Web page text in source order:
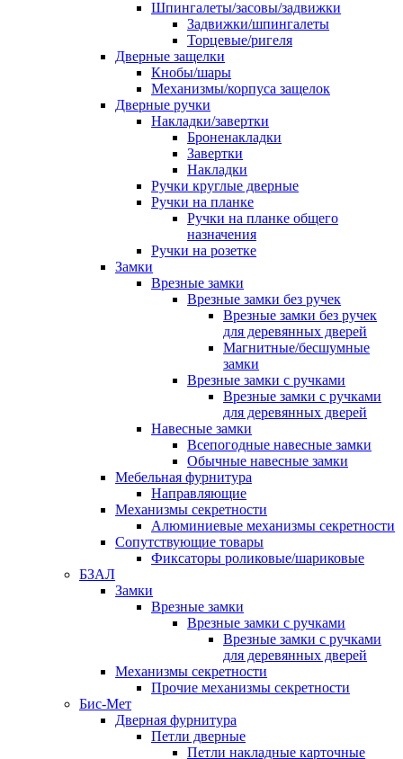
Шпингалеты/засовы/задвижки
Задвижки/шпингалеты
Торцевые/ригеля
Дверные защелки
Кнобы/шары
Механизмы/корпуса защелок
Дверные ручки
Накладки/завертки
Броненакладки
Завертки
Накладки
Ручки круглые дверные
Ручки на планке
Ручки на планке общего
назначения
Ручки на розетке
Замки
Врезные замки
Врезные замки без ручек
Врезные замки без ручек
для деревянных дверей
Магнитные/бесшумные
замки
Врезные замки с ручками
Врезные замки с ручками
для деревянных дверей
Навесные замки
Всепогодные навесные замки
Обычные навесные замки
Мебельная фурнитура
Направляющие
Механизмы секретности
Алюминиевые механизмы секретности
Сопутствующие товары
Фиксаторы роликовые/шариковые
БЗАЛ
Замки
Врезные замки
Врезные замки с ручками
Врезные замки с ручками
для деревянных дверей
Механизмы секретности
Прочие механизмы секретности
Бис-Мет
Дверная фурнитура
Петли дверные
Петли накладные карточные